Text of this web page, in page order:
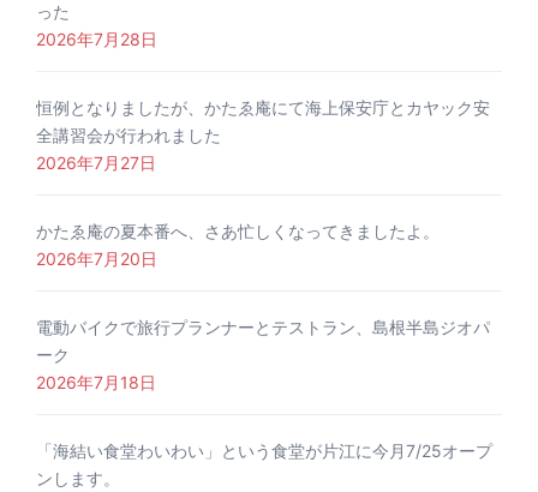
った
2026年7月28日
恒例となりましたが、かたゑ庵にて海上保安庁とカヤック安
全講習会が行われました
2026年7月27日
かたゑ庵の夏本番へ、さあ忙しくなってきましたよ。
2026年7月20日
電動バイクで旅行プランナーとテストラン、島根半島ジオパ
ーク
2026年7月18日
「海結い食堂わいわい」という食堂が片江に今月7/25オープ
ンします。